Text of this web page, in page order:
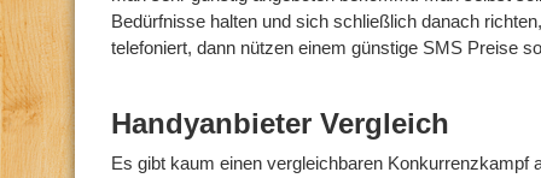
Bedürfnisse halten und sich schließlich danach
telefoniert, dann nützen einem günstige SMS Preise
Handyanbieter Vergleich
Es gibt kaum einen vergleichbaren Konkurrenzkampf